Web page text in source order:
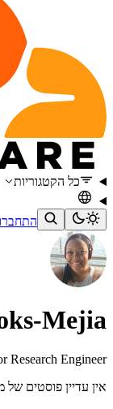
כל הקטגוריות
Mejia
Research Engineer
אין עדיין פוסטים של